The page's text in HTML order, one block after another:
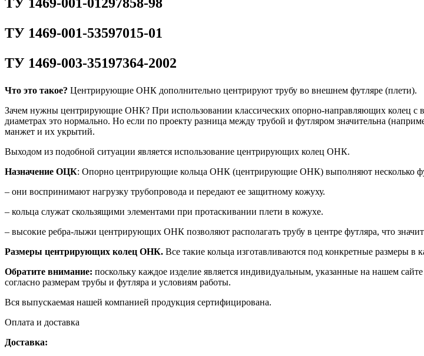
ТУ 1469-001-53597015-01
ТУ 1469-003-35197364-2002
Что это такое? Центрирующие ОНК дополнительно центрируют трубу во внешнем футляре (плети).
Зачем нужны центрирующие ОНК? При использовании классических опорно-направляющих колец с
диаметрах это нормально. Но если по проекту разница между трубой и футляром значительна
манжет и их укрытий.
Выходом из подобной ситуации является использование центрирующих колец ОНК.
Назначение ОЦК: Опорно центрирующие кольца ОНК (центрирующие ОНК) выполняют несколько
– они воспринимают нагрузку трубопровода и передают ее защитному кожуху.
– кольца служат скользящими элементами при протаскивании плети в кожухе.
– высокие ребра-лыжи центрирующих ОНК позволяют располагать трубу в центре футляра, что
Размеры центрирующих колец ОНК. Все такие кольца изготавливаются под конкретные размеры
Обратите внимание: поскольку каждое изделие является индивидуальным, указанные на нашем
согласно размерам трубы и футляра и условиям работы.
Вся выпускаемая нашей компанией продукция сертифицирована.
Оплата и доставка
Доставка: